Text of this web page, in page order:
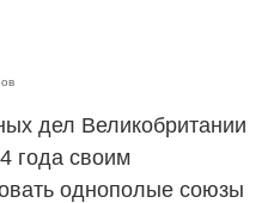
дел Великобритании
года своим
однополые союзы